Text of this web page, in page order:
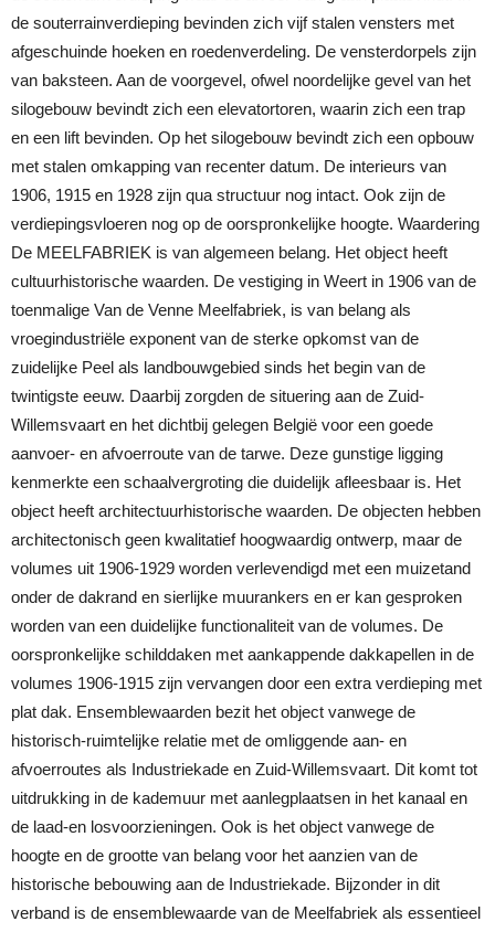
de souterrainverdieping bevinden zich vijf stalen vensters met
afgeschuinde hoeken en roedenverdeling. De vensterdorpels zijn
van baksteen. Aan de voorgevel, ofwel noordelijke gevel van het
silogebouw bevindt zich een elevatortoren, waarin zich een trap
en een lift bevinden. Op het silogebouw bevindt zich een opbouw
met stalen omkapping van recenter datum. De interieurs van
1906, 1915 en 1928 zijn qua structuur nog intact. Ook zijn de
verdiepingsvloeren nog op de oorspronkelijke hoogte. Waardering
De MEELFABRIEK is van algemeen belang. Het object heeft
cultuurhistorische waarden. De vestiging in Weert in 1906 van de
toenmalige Van de Venne Meelfabriek, is van belang als
vroegindustriële exponent van de sterke opkomst van de
zuidelijke Peel als landbouwgebied sinds het begin van de
twintigste eeuw. Daarbij zorgden de situering aan de Zuid-
Willemsvaart en het dichtbij gelegen België voor een goede
aanvoer- en afvoerroute van de tarwe. Deze gunstige ligging
kenmerkte een schaalvergroting die duidelijk afleesbaar is. Het
object heeft architectuurhistorische waarden. De objecten hebben
architectonisch geen kwalitatief hoogwaardig ontwerp, maar de
volumes uit 1906-1929 worden verlevendigd met een muizetand
onder de dakrand en sierlijke muurankers en er kan gesproken
worden van een duidelijke functionaliteit van de volumes. De
oorspronkelijke schilddaken met aankappende dakkapellen in de
volumes 1906-1915 zijn vervangen door een extra verdieping met
plat dak. Ensemblewaarden bezit het object vanwege de
historisch-ruimtelijke relatie met de omliggende aan- en
afvoerroutes als Industriekade en Zuid-Willemsvaart. Dit komt tot
uitdrukking in de kademuur met aanlegplaatsen in het kanaal en
de laad-en losvoorzieningen. Ook is het object vanwege de
hoogte en de grootte van belang voor het aanzien van de
historische bebouwing aan de Industriekade. Bijzonder in dit
verband is de ensemblewaarde van de Meelfabriek als essentieel